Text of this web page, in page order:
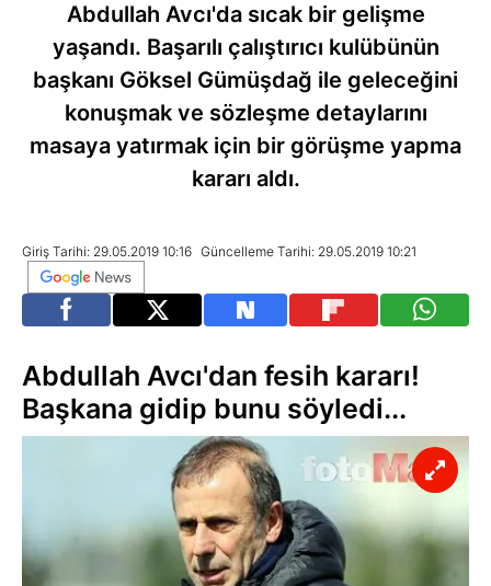
Abdullah Avcı'da sıcak bir gelişme
yaşandı. Başarılı çalıştırıcı kulübünün
başkanı Göksel Gümüşdağ ile geleceğini
konuşmak ve sözleşme detaylarını
masaya yatırmak için bir görüşme yapma
kararı aldı.
Giriş Tarihi: 29.05.2019 10:16 Güncelleme Tarihi: 29.05.2019 10:21
Abdullah Avcı'dan fesih kararı!
Başkana gidip bunu söyledi...